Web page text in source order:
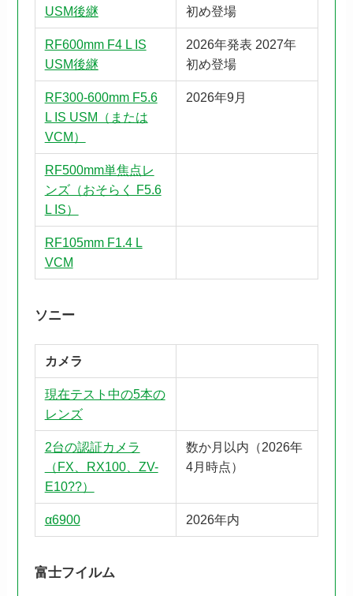
USM後継
初め登場
RF600mm F4 L IS
USM後継
2026年発表 2027年
初め登場
RF300-600mm F5.6
L IS USM（または
VCM）
2026年9月
RF500mm単焦点レ
ンズ（おそらく F5.6
L IS）
RF105mm F1.4 L
VCM
ソニー
カメラ
現在テスト中の5本の
レンズ
2台の認証カメラ
（FX、RX100、ZV-
E10??）
数か月以内（2026年
4月時点）
α6900 2026年内
富士フイルム